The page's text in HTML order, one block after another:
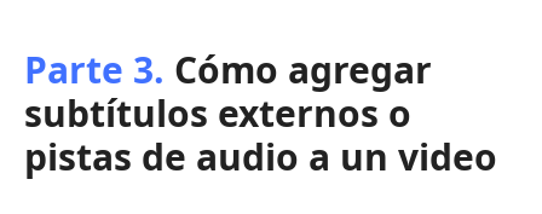
Parte 3. Cómo agregar
subtítulos externos o
pistas de audio a un video